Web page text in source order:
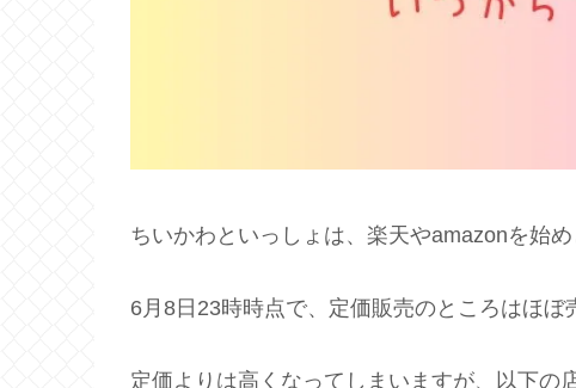
ちいかわといっしょは、楽天やamazonを始
6月8日23時時点で、定価販売のところはほぼ
定価よりは高くなってしまいますが、以下の